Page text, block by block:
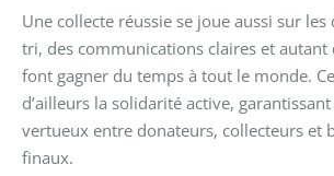
Une collecte réussie se joue aussi sur
tri, des communications claires et autant
font gagner du temps à tout le monde.
d’ailleurs la solidarité active,
vertueux entre donateurs, collecteurs et
finaux.